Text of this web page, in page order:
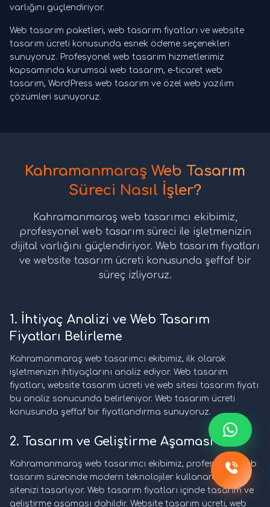
varlığını güçlendiriyor.
Web tasarım paketleri, web tasarım fiyatları ve website
tasarım ücreti konusunda esnek ödeme seçenekleri
sunuyoruz. Profesyonel web tasarım hizmetlerimiz
kapsamında kurumsal web tasarım, e-ticaret web
tasarım, WordPress web tasarım ve özel web yazılım
çözümleri sunuyoruz.
Kahramanmaraş Web Tasarım
Süreci Nasıl İşler?
Kahramanmaraş web tasarımcı ekibimiz,
profesyonel web tasarım süreci ile işletmenizin
dijital varlığını güçlendiriyor. Web tasarım fiyatları
ve website tasarım ücreti konusunda şeffaf bir
süreç izliyoruz.
1. İhtiyaç Analizi ve Web Tasarım
Fiyatları Belirleme
Kahramanmaraş web tasarımcı ekibimiz, ilk olarak
işletmenizin ihtiyaçlarını analiz ediyor. Web tasarım
fiyatları, website tasarım ücreti ve web sitesi tasarım fiyatı
bu analiz sonucunda belirleniyor. Web tasarım ücreti
konusunda şeffaf bir fiyatlandırma sunuyoruz.
2. Tasarım ve Geliştirme Aşaması
Kahramanmaraş web tasarımcı ekibimiz, profesyonel web
tasarım sürecinde modern teknolojiler kullanarak web
sitenizi tasarlıyor. Web tasarım fiyatları içinde tasarım ve
geliştirme aşaması dahildir. Website tasarım ücreti, web